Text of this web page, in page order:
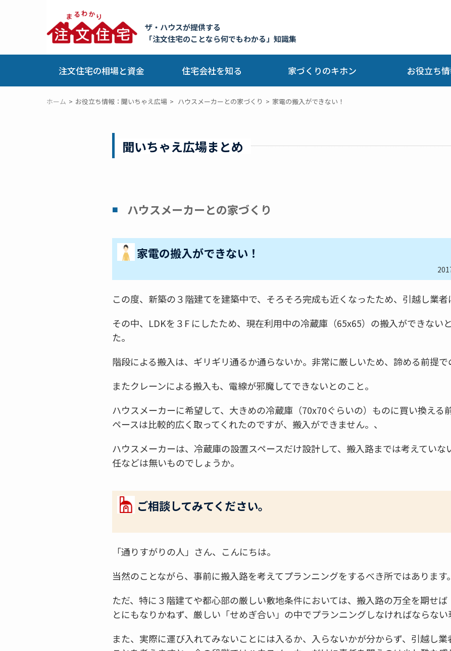
ザ・ハウスが提供する
「注文住宅のことなら何でもわかる」知識集
注文住宅の相場と資金 住宅会社を知る 家づくりのキホン お役立ち
ホーム お役立ち情報：聞いちゃえ広場 ハウスメーカーとの家づくり 家電の搬入ができない！
聞いちゃえ広場まとめ
ハウスメーカーとの家づくり
家電の搬入ができない！
この度、新築の３階建てを建築中で、そろそろ完成も近くなったため、引越し業者
その中、LDKを３F にしたため、現在利用中の冷蔵庫（65x65）の搬入ができない
た。
階段による搬入は、ギリギリ通るか通らないか。非常に厳しいため、諦める前提で
またクレーンによる搬入も、電線が邪魔してできないとのこと。
ハウスメーカーに希望して、大きめの冷蔵庫（70x70ぐらいの）ものに買い換える
ペースは比較的広く取ってくれたのですが、搬入ができません。、
ハウスメーカーは、冷蔵庫の設置スペースだけ設計して、搬入路までは考えてい
任などは無いものでしょうか。
ご相談してみてください。
「通りすがりの人」さん、こんにちは。
当然のことながら、事前に搬入路を考えてプランニングをするべき所ではあります。
ただ、特に３階建てや都心部の厳しい敷地条件においては、搬入路の万全を期せ
とにもなりかねず、厳しい「せめぎ合い」の中でプランニングしなければならない
また、実際に運び入れてみないことには入るか、入らないかが分からず、引越し業